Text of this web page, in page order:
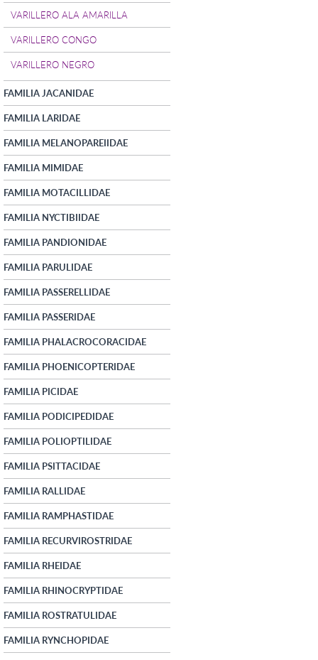
VARILLERO ALA AMARILLA
VARILLERO CONGO
VARILLERO NEGRO
FAMILIA JACANIDAE
FAMILIA LARIDAE
FAMILIA MELANOPAREIIDAE
FAMILIA MIMIDAE
FAMILIA MOTACILLIDAE
FAMILIA NYCTIBIIDAE
FAMILIA PANDIONIDAE
FAMILIA PARULIDAE
FAMILIA PASSERELLIDAE
FAMILIA PASSERIDAE
FAMILIA PHALACROCORACIDAE
FAMILIA PHOENICOPTERIDAE
FAMILIA PICIDAE
FAMILIA PODICIPEDIDAE
FAMILIA POLIOPTILIDAE
FAMILIA PSITTACIDAE
FAMILIA RALLIDAE
FAMILIA RAMPHASTIDAE
FAMILIA RECURVIROSTRIDAE
FAMILIA RHEIDAE
FAMILIA RHINOCRYPTIDAE
FAMILIA ROSTRATULIDAE
FAMILIA RYNCHOPIDAE